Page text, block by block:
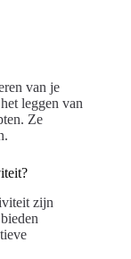
van je
leggen van
Ze
zijn